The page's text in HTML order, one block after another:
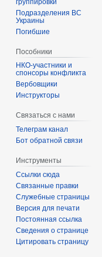
Подразделения ВС
Украины
Погибшие
Пособники
спонсоры конфликта
‏‎Вербовщики
Инструкторы
Связаться с нами
Телеграм канал
Бот обратной связи
Инструменты
Ссылки сюда
Связанные правки
Служебные страницы
Версия для печати
Постоянная ссылка
Сведения о странице
Цитировать страницу